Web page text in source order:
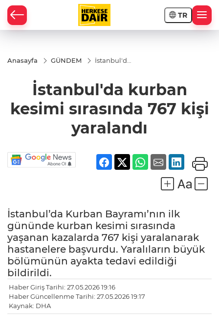
TR
Anasayfa GÜNDEM
İstanbul'da
sırasında
767 kişi
İstanbul'da kurban
kesimi sırasında 767 kişi
yaralandı
İstanbul’da Kurban Bayramı’nın ilk
gününde kurban kesimi sırasında
yaşanan kazalarda 767 kişi yaralanarak
hastanelere başvurdu. Yaralıların büyük
bölümünün ayakta tedavi edildiği
bildirildi.
Haber Giriş Tarihi: 27.05.2026 19:16
Haber Güncellenme Tarihi: 27.05.2026 19:17
Kaynak: DHA